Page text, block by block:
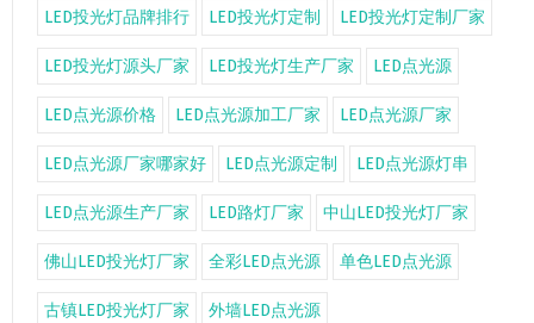
LED投光灯品牌排行 LED投光灯定制 LED投光灯定制厂家
LED投光灯源头厂家 LED投光灯生产厂家 LED点光源
LED点光源价格 LED点光源加工厂家 LED点光源厂家
LED点光源厂家哪家好 LED点光源定制 LED点光源灯串
LED点光源生产厂家 LED路灯厂家 中山LED投光灯厂家
佛山LED投光灯厂家 全彩LED点光源 单色LED点光源
古镇LED投光灯厂家 外墙LED点光源